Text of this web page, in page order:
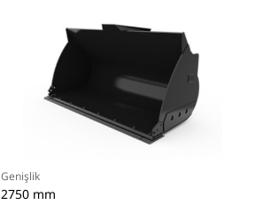
Genişlik
2750 mm